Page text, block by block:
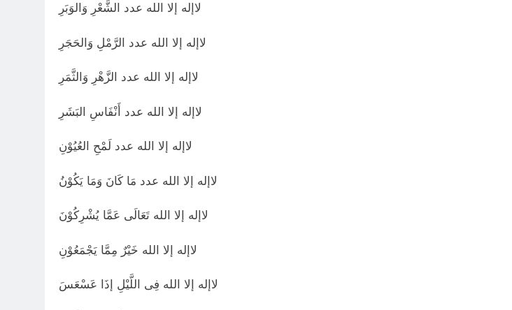
لاإله إلا الله عدد الشَّعْرِ وَالوَبَرِ
لاإله إلا الله عدد الرَّمْلِ وَالحَجَرِ
لاإله إلا الله عدد الزَّهْرِ وَالثَّمَرِ
لاإله إلا الله عدد أَنْفَاسِ البَشَرِ
لاإله إلا الله عدد لَمْحِ العُيُوْنِ
لاإله إلا الله عدد مَا كَانَ وَمَا يَكُوْنُ
لاإله إلا الله تَعَالَى عَمَّا يُشْرِكُوْنَ
لاإله إلا الله خَيْرٌ مِمَّا يَجْمَعُوْنِ
لاإله إلا الله فِى اللَّيْلِ إذَا عَسْعَسَ